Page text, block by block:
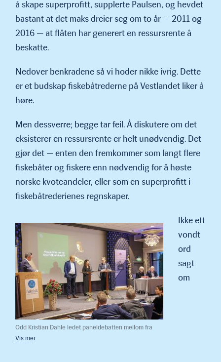
å skape superprofitt, sup­plerte Paulsen, og hevdet
bastant at det maks dreier seg om to år — 2011 og
2016 — at flåten har generert en ressursrente å
be­skatte.
Nedover benkradene så vi hoder nikke ivrig. Dette
er et budskap fiskebåtrederne på Vestlandet liker å
høre.
Men dessverre; begge tar feil. Å diskutere om det
eksisterer en ressursrente er helt unødvendig. Det
gjør det — enten den frem­kommer som langt flere
fiskebåter og fiskere enn nødvendig for å høste
norske kvoteandeler, eller som en superprofitt i
fiskebåtrederienes regnskaper.
Odd Kristian Dahle ledet paneldebatten mellom fra
venstre Agnar Lyng, Kathrine Tveiterås og Mons Alfred
Ikke ett
vondt
ord
sagt
om